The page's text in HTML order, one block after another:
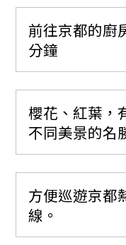
前往京都的廚
分鐘
櫻花、紅葉，
不同美景的名
方便巡遊京都
線。